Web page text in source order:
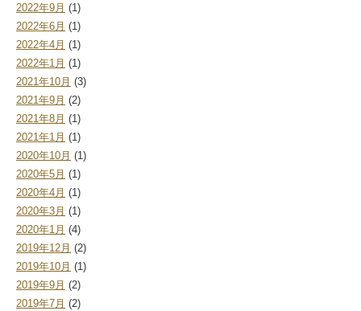
2022年9月 (1)
2022年6月 (1)
2022年4月 (1)
2022年1月 (1)
2021年10月 (3)
2021年9月 (2)
2021年8月 (1)
2021年1月 (1)
2020年10月 (1)
2020年5月 (1)
2020年4月 (1)
2020年3月 (1)
2020年1月 (4)
2019年12月 (2)
2019年10月 (1)
2019年9月 (2)
2019年7月 (2)